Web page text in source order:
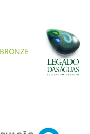
BRONZE